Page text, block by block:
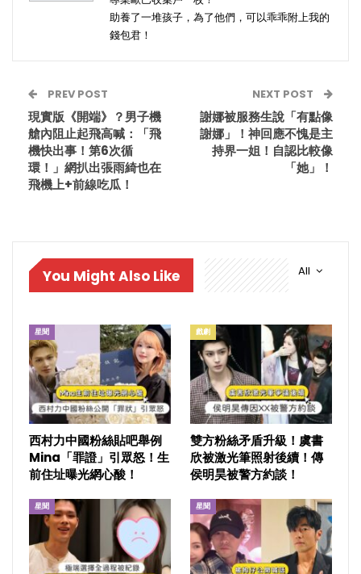
助養了一堆孩子，為了他們，可以乖乖附上我的
錢包君！
PREV POST
現實版《開端》？男子機
艙內阻止起飛高喊：「飛
機快出事！第6次循
環！」網扒出張雨綺也在
飛機上+前線吃瓜！
NEXT POST
謝娜被服務生說「有點像
謝娜」！神回應不愧是主
持界一姐！自認比較像
「她」！
All
You Might Also Like
星聞
西村力中國粉絲貼吧舉例
Mina「罪證」引眾怒！生
前住址曝光網心酸！
戲劇
雙方粉絲矛盾升級！虞書
欣被激光筆照射後續！傳
侯明昊被警方約談！
星聞 星聞